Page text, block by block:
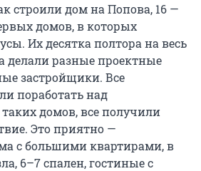
строили дом на Попова, 16 —
домов, в которых
Их десятка полтора на весь
делали разные проектные
застройщики. Все
поработать над
домов, все получили
Это приятно —
с большими квартирами, в
6–7 спален, гостиные с